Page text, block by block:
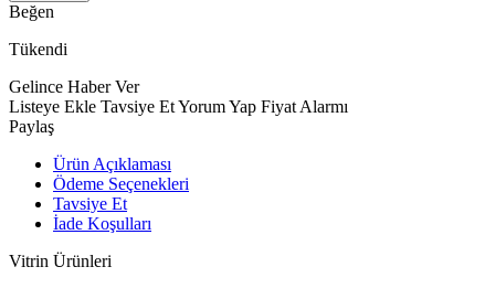
Beğen
Tükendi
Gelince Haber Ver
Listeye Ekle Tavsiye EtYorum Yap Fiyat Alarmı
Paylaş
Ürün Açıklaması
Ödeme Seçenekleri
Tavsiye Et
İade Koşulları
Vitrin Ürünleri